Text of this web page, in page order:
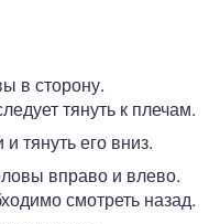
в сторону.
тянуть к плечам.
тянуть его вниз.
вправо и влево.
смотреть назад.